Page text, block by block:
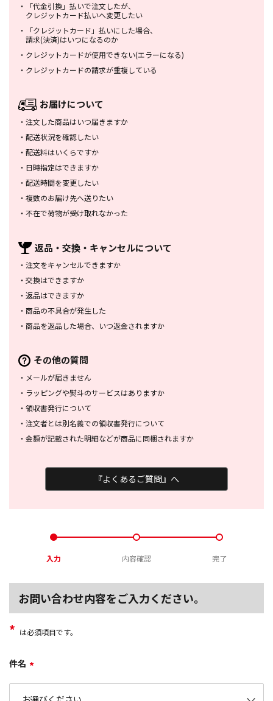
・
「代金引換」払いで注文したが、
クレジットカード払いへ変更したい
・
「クレジットカード」払いにした場合、
請求(決済)はいつになるのか
・ クレジットカードが使用できない(エラーになる)
・ クレジットカードの請求が重複している
お届けについて
・ 注文した商品はいつ届きますか
・ 配送状況を確認したい
・ 配送料はいくらですか
・ 日時指定はできますか
・ 配送時間を変更したい
・ 複数のお届け先へ送りたい
・ 不在で荷物が受け取れなかった
返品・交換・ キャンセルについて
・ 注文をキャンセルできますか
・ 交換はできますか
・ 返品はできますか
・ 商品の不具合が発生した
・ 商品を返品した場合、 いつ返金されますか
その他の質問
・ メールが届きません
・ ラッピングや熨斗のサービスはありますか
・ 領収書発行について
・ 注文者とは別名義での領収書発行について
・ 金額が記載された明細などが商品に同梱されますか
『よくあるご質問』へ
入力 内容確認 完了
お問い合わせ内容をご入力ください。
* は必須項目です。
件名 *